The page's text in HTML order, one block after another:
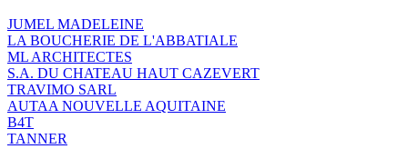
JUMEL MADELEINE
LA BOUCHERIE DE L'ABBATIALE
ML ARCHITECTES
S.A. DU CHATEAU HAUT CAZEVERT
TRAVIMO SARL
AUTAA NOUVELLE AQUITAINE
B4T
TANNER